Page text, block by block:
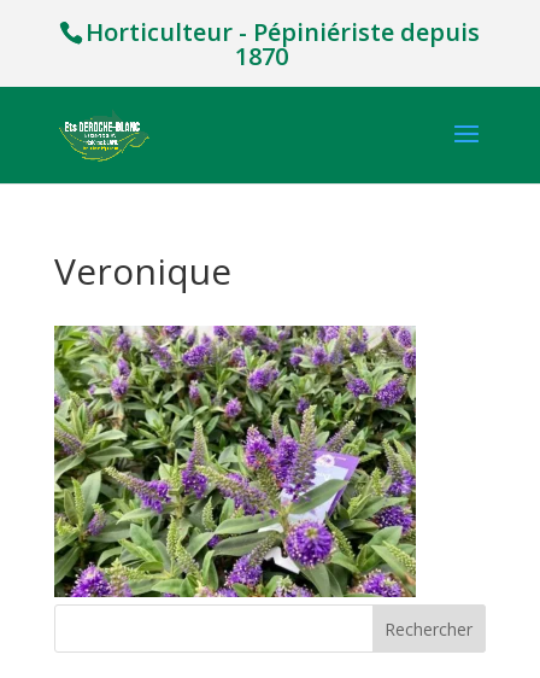
Horticulteur - Pépiniériste depuis
1870
Veronique